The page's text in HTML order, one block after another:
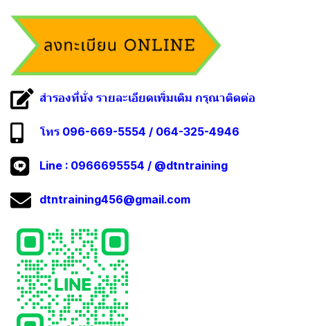
สำรองที่นั่ง รายละเอียดเพิ่มเติม กรุณาติดต่อ
โทร 096-669-5554 / 064-325-4946
Line : 0966695554 / @dtntraining
dtntraining456@gmail.com